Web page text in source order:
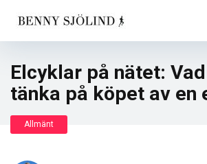
Elcyklar på nätet:
tänka på köpet av en
Allmänt